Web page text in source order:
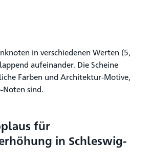
für
in Schleswig-